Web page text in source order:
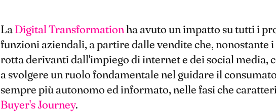
LaDigital Transformationha avuto un impatto su tutti i
funzioni aziendali, a partire dalle vendite che, nonostante
rotta derivanti dall'impiego di internet e dei social media,
a svolgere un ruolo fondamentale nel guidare il
sempre più autonomo ed informato, nelle fasi che
Buyer's Journey.